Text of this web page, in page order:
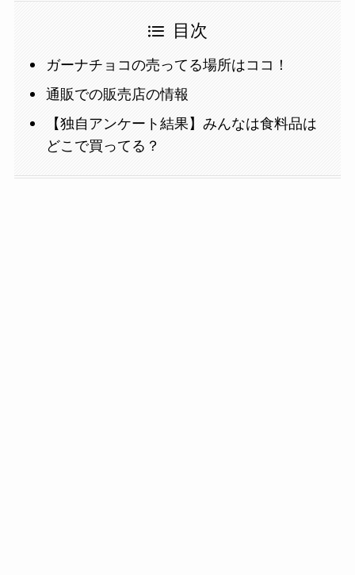
目次
ガーナチョコの売ってる場所はココ！
通販での販売店の情報
【独自アンケート結果】みんなは食料品は
どこで買ってる？